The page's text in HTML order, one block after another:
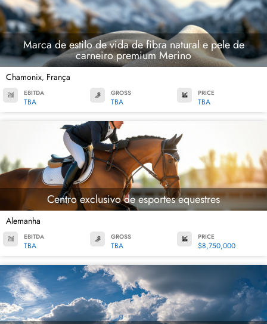
Marca de estilo de vida de fibra natural e pele de
carneiro premium Merino
Chamonix, França
EBITDA
TBA
GROSS
TBA
PRICE
TBA
Centro exclusivo de esportes equestres
Alemanha
EBITDA
TBA
GROSS
TBA
PRICE
$8,750,000